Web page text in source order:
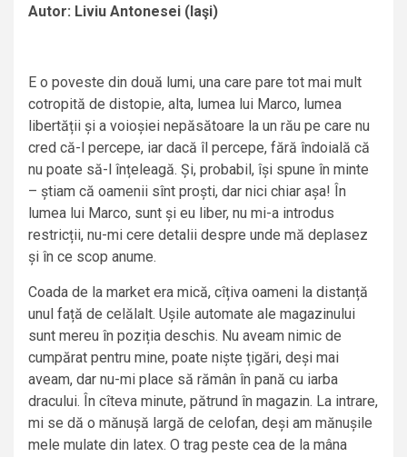
Autor: Liviu Antonesei (Iaşi)
E o poveste din două lumi, una care pare tot mai mult
cotropită de distopie, alta, lumea lui Marco, lumea
libertății și a voioșiei nepăsătoare la un rău pe care nu
cred că-l percepe, iar dacă îl percepe, fără îndoială că
nu poate să-l înțeleagă. Și, probabil, își spune în minte
– știam că oamenii sînt proști, dar nici chiar așa! În
lumea lui Marco, sunt și eu liber, nu mi-a introdus
restricții, nu-mi cere detalii despre unde mă deplasez
și în ce scop anume.
Coada de la market era mică, cîțiva oameni la distanță
unul față de celălalt. Ușile automate ale magazinului
sunt mereu în poziția deschis. Nu aveam nimic de
cumpărat pentru mine, poate niște țigări, deși mai
aveam, dar nu-mi place să rămân în pană cu iarba
dracului. În cîteva minute, pătrund în magazin. La intrare,
mi se dă o mănușă largă de celofan, deși am mănușile
mele mulate din latex. O trag peste cea de la mâna